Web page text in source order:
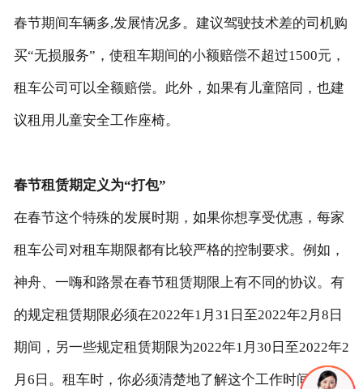
春节期间车辆多,发展情况多。建议驾驶技术差的司机购
买“无损服务”，使租车期间的小额赔偿不超过1500元，
租车公司可以全额赔偿。此外，如果有儿童陪同，也建
议租用儿童安全工作座椅。
春节租赁期定义为“打包”
在春节这个特殊的发展时期，如果你想享受优惠，每家
租车公司对租车期限都有比较严格的控制要求。例如，
神舟、一嗨和路景在春节租赁期限上有不同的协议。有
的规定租赁期限必须在2022年1月31日至2022年2月8日
期间，另一些规定租赁期限为2022年1月30日至2022年2
月6日。租车时，你必须清楚地了解这个工作时间并达